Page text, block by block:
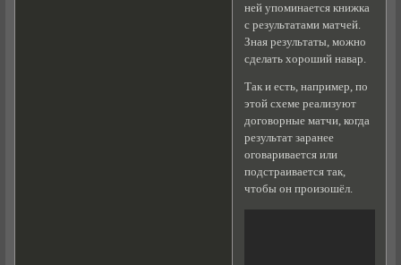
ней упоминается книжка
с результатами матчей.
Зная результаты, можно
сделать хороший навар.
Так и есть, например, по
этой схеме реализуют
договорные матчи, когда
результат заранее
оговаривается или
подстраивается так,
чтобы он произошёл.